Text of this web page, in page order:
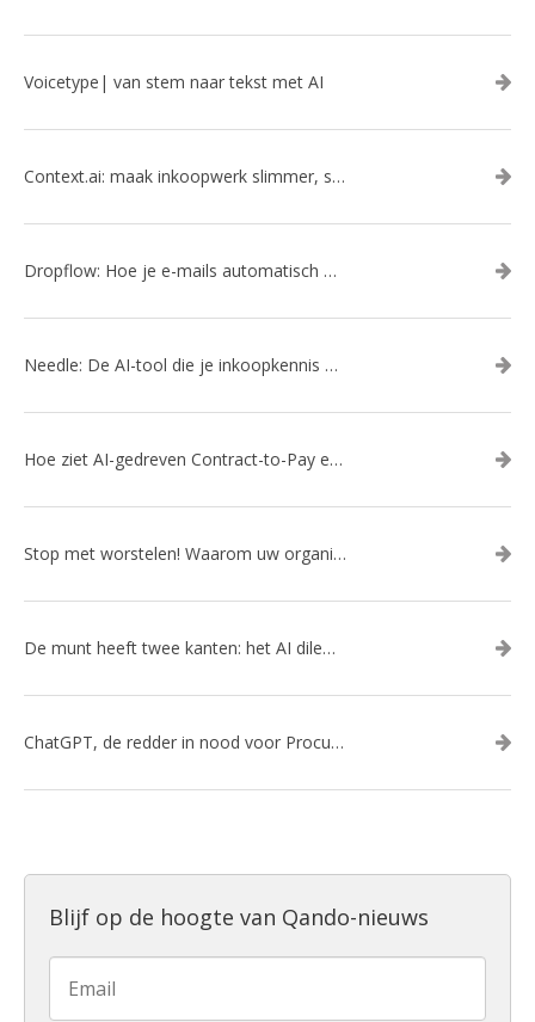
Voicetype| van stem naar tekst met AI
Context.ai: maak inkoopwerk slimmer, sneller en efficiënter met AI
Dropflow: Hoe je e-mails automatisch omzet in inkoopacties
Needle: De AI-tool die je inkoopkennis eindelijk organiseert
Hoe ziet AI-gedreven Contract-to-Pay eruit?
Stop met worstelen! Waarom uw organisatie een slimme AI-gedreven kanalenstrategie nodig heeft
De munt heeft twee kanten: het AI dilemma
ChatGPT, de redder in nood voor Procurement?
Blijf op de hoogte van Qando-nieuws